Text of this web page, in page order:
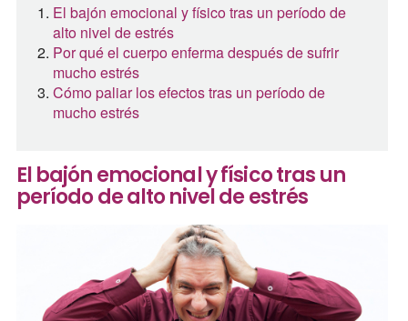
El bajón emocional y físico tras un período de
alto nivel de estrés
Por qué el cuerpo enferma después de sufrir
mucho estrés
Cómo paliar los efectos tras un período de
mucho estrés
El bajón emocional y físico tras un
período de alto nivel de estrés